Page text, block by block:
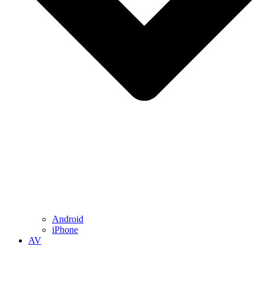
Android
iPhone
AV